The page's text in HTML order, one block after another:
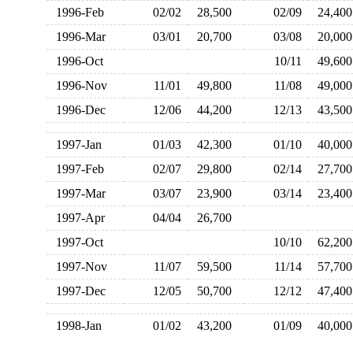
1996-Feb
02/02 28,500 02/09
1996-Mar
03/01 20,700 03/08
1996-Oct
10/11
1996-Nov
11/01 49,800 11/08
1996-Dec
12/06 44,200 12/13
1997-Jan 01/03 42,300 01/10
1997-Feb
02/07 29,800 02/14
1997-Mar
03/07 23,900 03/14
1997-Apr
04/04
26,700
1997-Oct
10/10
1997-Nov
11/07 59,500 11/14
1997-Dec
12/05 50,700 12/12
1998-Jan 01/02 43,200 01/09